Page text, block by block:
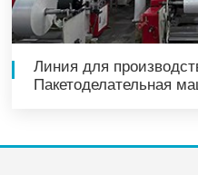
Линия для
Пакетоделательная